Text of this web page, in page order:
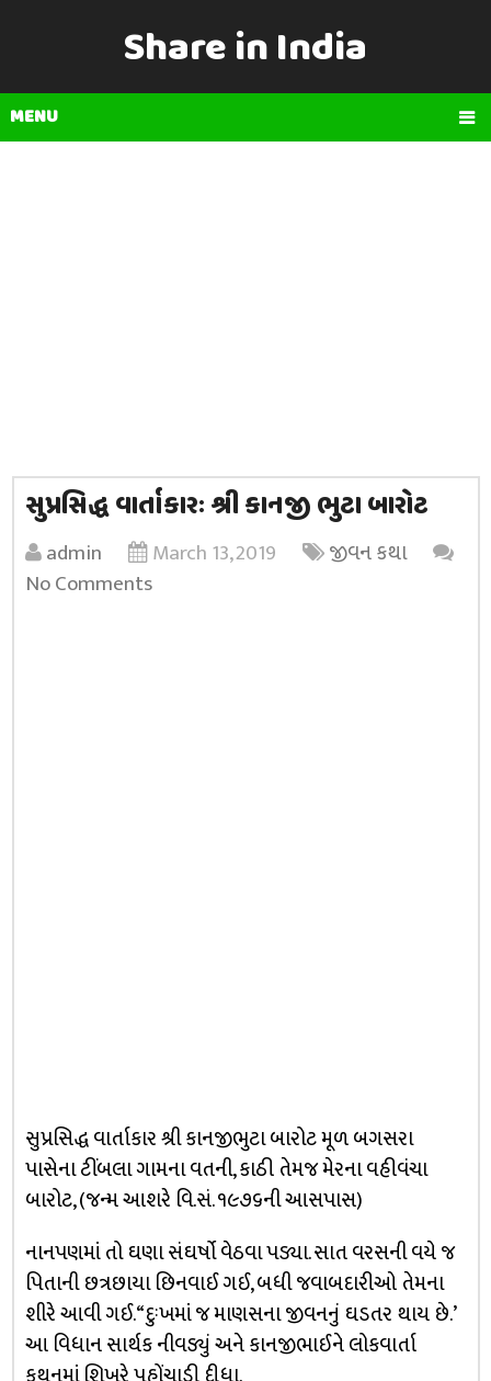
Share in India
MENU
સુપ્રસિદ્ધ વાર્તાકારઃ શ્રી કાનજી ભુટા બારોટ
admin March 13, 2019
જીવન કથા
No Comments
સુપ્રસિદ્ધ વાર્તાકાર શ્રી કાનજીભુટા બારોટ મૂળ બગસરા
પાસેના ટીંબલા ગામના વતની, કાઠી તેમજ મેરના વહીવંચા
બારોટ, (જન્મ આશરે વિ.સં. ૧૯૭૬ની આસપાસ)
નાનપણમાં તો ઘણા સંઘર્ષો વેઠવા પડ્યા. સાત વરસની વયે જ
પિતાની છત્રછાયા છિનવાઈ ગઈ, બધી જવાબદારીઓ તેમના
શીરે આવી ગઈ. “દુઃખમાં જ માણસના જીવનનું ઘડતર થાય છે.’
આ વિધાન સાર્થક નીવડ્યું અને કાનજીભાઈને લોકવાર્તા